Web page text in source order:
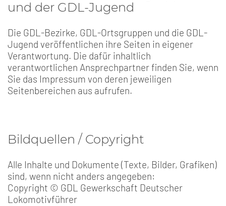
und der GDL-Jugend
Die GDL-Bezirke, GDL-Ortsgruppen und die GDL-
Jugend veröffentlichen ihre Seiten in eigener
Verantwortung. Die dafür inhaltlich
verantwortlichen Ansprechpartner finden Sie, wenn
Sie das Impressum von deren jeweiligen
Seitenbereichen aus aufrufen.
Bildquellen / Copyright
Alle Inhalte und Dokumente (Texte, Bilder, Grafiken)
sind, wenn nicht anders angegeben:
Copyright © GDL Gewerkschaft Deutscher
Lokomotivführer